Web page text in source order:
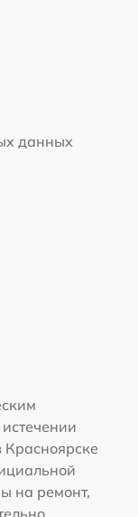
данных
на ремонт,